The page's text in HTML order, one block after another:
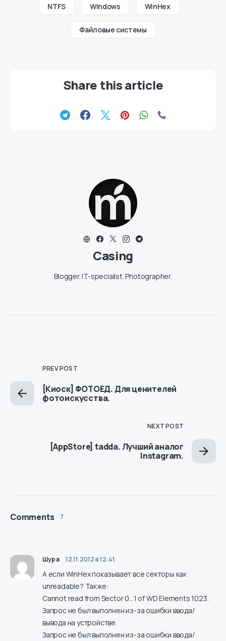
NTFS Windows WinHex
Файловые системы
Share this article
Casing
Blogger. IT-specialist. Photographer.
PREV POST
[Киоск] ФОТОЕД. Для ценителей
фотоискусства.
NEXT POST
[AppStore] tadda. Лучший аналог
Instagram.
Comments 7
Шура 12.11.2012 в 12:41
А если WinHex показывает все секторы как
unreadable? Также:
Cannot read from Sector 0…1 of WD Elements 1023.
Запрос не был выполнен из-за ошибки ввода/
вывода на устройстве.
Запрос не был выполнен из-за ошибки ввода/